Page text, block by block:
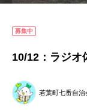
募集中
10/12：ラジオ
若葉町七番自治